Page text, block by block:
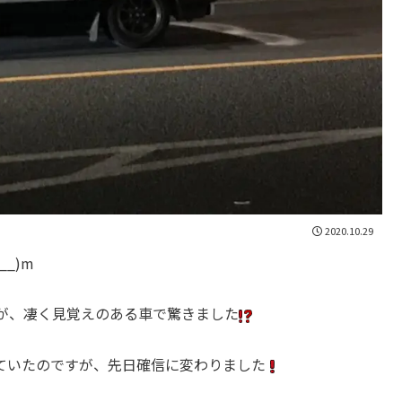
2020.10.29
凄く見覚えのある車で驚きました
たのですが、先日確信に変わりました